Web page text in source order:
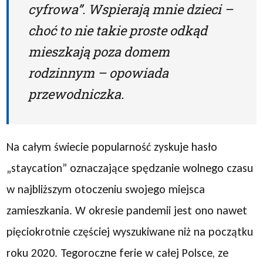
cyfrowa”. Wspierają mnie dzieci –
choć to nie takie proste odkąd
mieszkają poza domem
rodzinnym – opowiada
przewodniczka.
Na całym świecie popularność zyskuje hasło
„staycation” oznaczające spędzanie wolnego czasu
w najbliższym otoczeniu swojego miejsca
zamieszkania. W okresie pandemii jest ono nawet
pięciokrotnie częściej wyszukiwane niż na początku
roku 2020. Tegoroczne ferie w całej Polsce, ze